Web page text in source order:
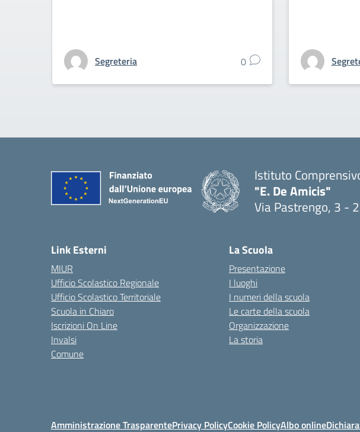
Segreteria 0
Istituto
"E. De Amicis"
Via Pastrengo, 3 -
Link Esterni
MIUR
Ufficio Scolastico Regionale
Ufficio Scolastico Territoriale
Scuola in Chiaro
Iscrizioni On Line
Invalsi
Comune
La Scuola
Presentazione
I luoghi
I numeri della scuola
Le carte della scuola
Organizzazione
La storia
Amministrazione TrasparentePrivacy PolicyCookie PolicyAlbo online